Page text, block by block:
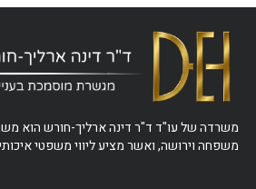
משרדה של עו"ד ד"ר דינה ארליך-חורש הוא
משפחה וירושה, ואשר מציע ליווי משפטי